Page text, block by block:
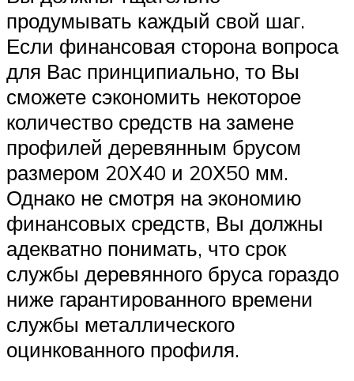
продумывать каждый свой шаг.
Если финансовая сторона вопроса
для Вас принципиально, то Вы
сможете сэкономить некоторое
количество средств на замене
профилей деревянным брусом
размером 20Х40 и 20Х50 мм.
Однако не смотря на экономию
финансовых средств, Вы должны
адекватно понимать, что срок
службы деревянного бруса гораздо
ниже гарантированного времени
службы металлического
оцинкованного профиля.